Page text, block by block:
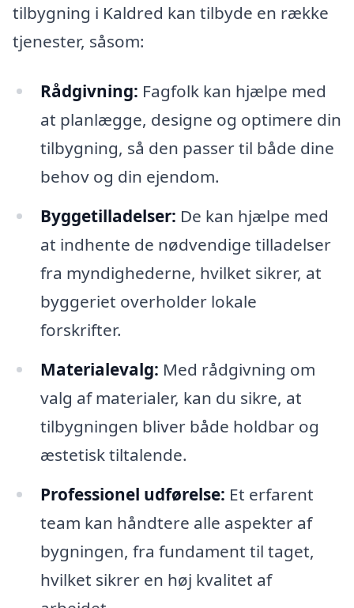
tilbygning i Kaldred kan tilbyde en række
tjenester, såsom:
Rådgivning: Fagfolk kan hjælpe med
at planlægge, designe og optimere din
tilbygning, så den passer til både dine
behov og din ejendom.
Byggetilladelser: De kan hjælpe med
at indhente de nødvendige tilladelser
fra myndighederne, hvilket sikrer, at
byggeriet overholder lokale
forskrifter.
Materialevalg: Med rådgivning om
valg af materialer, kan du sikre, at
tilbygningen bliver både holdbar og
æstetisk tiltalende.
Professionel udførelse: Et erfarent
team kan håndtere alle aspekter af
bygningen, fra fundament til taget,
hvilket sikrer en høj kvalitet af